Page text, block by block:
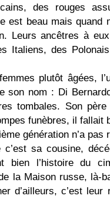
des rouges
est beau mais quand
Leurs ancêtres à
Italiens, des
plutôt âgées,
son nom : Di
tombales. Son
funèbres, il fallait
génération n’a pas
sa cousine,
bien l’histoire du
la Maison russe, là-
d’ailleurs, c’est